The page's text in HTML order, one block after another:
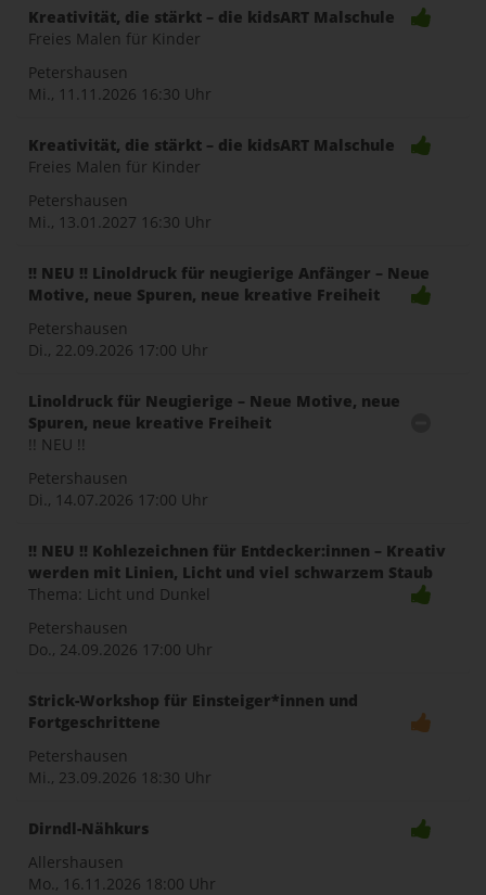
Kreativität, die stärkt – die kidsART Malschule
Freies Malen für Kinder
Petershausen
Mi., 11.11.2026 16:30 Uhr
Kreativität, die stärkt – die kidsART Malschule
Freies Malen für Kinder
Petershausen
Mi., 13.01.2027 16:30 Uhr
!! NEU !! Linoldruck für neugierige Anfänger – Neue
Motive, neue Spuren, neue kreative Freiheit
Petershausen
Di., 22.09.2026 17:00 Uhr
Linoldruck für Neugierige – Neue Motive, neue
Spuren, neue kreative Freiheit
!! NEU !!
Petershausen
Di., 14.07.2026 17:00 Uhr
!! NEU !! Kohlezeichnen für Entdecker:innen – Kreativ
werden mit Linien, Licht und viel schwarzem Staub
Thema: Licht und Dunkel
Petershausen
Do., 24.09.2026 17:00 Uhr
Strick-Workshop für Einsteiger*innen und
Fortgeschrittene
Petershausen
Mi., 23.09.2026 18:30 Uhr
Dirndl-Nähkurs
Allershausen
Mo., 16.11.2026 18:00 Uhr